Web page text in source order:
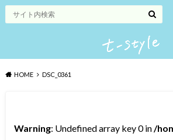
HOME DSC_0361
Warning: Undefined array key 0 in/